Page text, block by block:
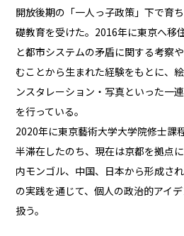
開放後期の「⼀⼈っ⼦政策」下で育
礎教育を受けた。2016年に東京へ移
と都市システムの⽭盾に関する考察
むことから⽣まれた経験をもとに、
ンスタレーション・写真といった⼀
を⾏っている。
2020年に東京藝術⼤学⼤学院修⼠課
半滞在したのち、現在は京都を拠点に
内モンゴル、中国、⽇本から形成さ
の実践を通じて、個⼈の政治的アイ
扱う。